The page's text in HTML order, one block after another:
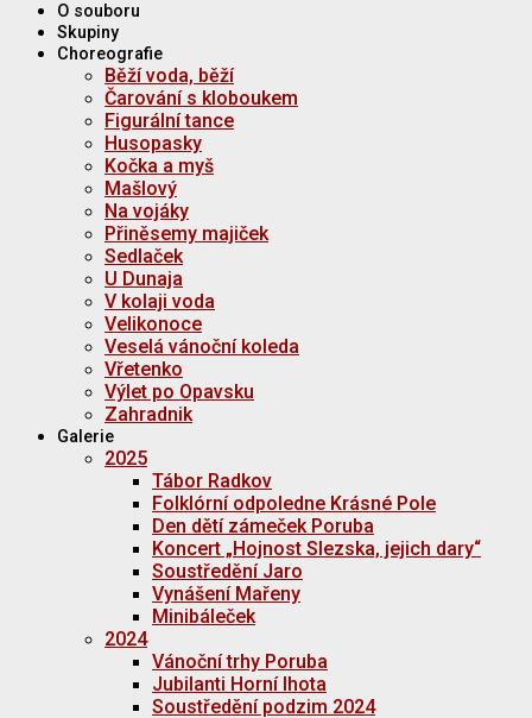
O souboru
Skupiny
Choreografie
Běží voda, běží
Čarování s kloboukem
Figurální tance
Husopasky
Kočka a myš
Mašlový
Na vojáky
Přiněsemy majiček
Sedlaček
U Dunaja
V kolaji voda
Velikonoce
Veselá vánoční koleda
Vřetenko
Výlet po Opavsku
Zahradnik
Galerie
2025
Tábor Radkov
Folklórní odpoledne Krásné Pole
Den dětí zámeček Poruba
Koncert „Hojnost Slezska, jejich dary“
Soustředění Jaro
Vynášení Mařeny
Minibáleček
2024
Vánoční trhy Poruba
Jubilanti Horní lhota
Soustředění podzim 2024